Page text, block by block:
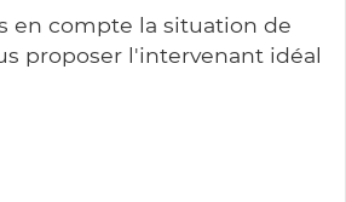
en compte la situation de
proposer l'intervenant idéal